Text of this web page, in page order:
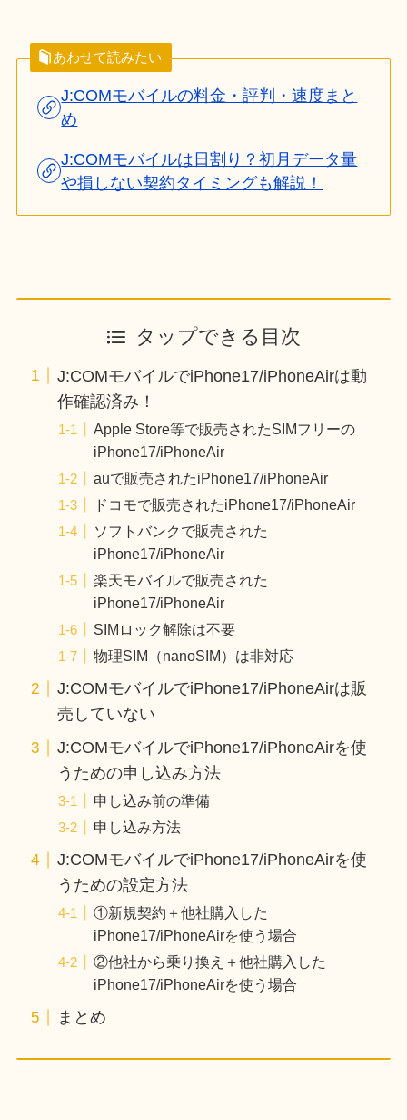
あわせて読みたい
J:COMモバイルの料金・評判・速度まと
め
J:COMモバイルは日割り？初月データ量
や損しない契約タイミングも解説！
タップできる目次
J:COMモバイルでiPhone17/iPhoneAirは動
作確認済み！
Apple Store等で販売されたSIMフリーの
iPhone17/iPhoneAir
auで販売されたiPhone17/iPhoneAir
ドコモで販売されたiPhone17/iPhoneAir
ソフトバンクで販売された
iPhone17/iPhoneAir
楽天モバイルで販売された
iPhone17/iPhoneAir
SIMロック解除は不要
物理SIM（nanoSIM）は非対応
J:COMモバイルでiPhone17/iPhoneAirは販
売していない
J:COMモバイルでiPhone17/iPhoneAirを使
うための申し込み方法
申し込み前の準備
申し込み方法
J:COMモバイルでiPhone17/iPhoneAirを使
うための設定方法
①新規契約＋他社購入した
iPhone17/iPhoneAirを使う場合
②他社から乗り換え＋他社購入した
iPhone17/iPhoneAirを使う場合
まとめ